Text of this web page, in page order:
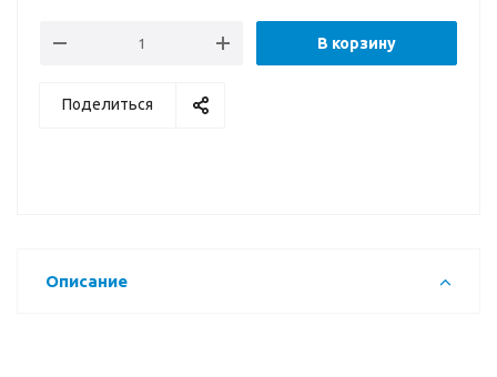
В корзину
Поделиться
Описание